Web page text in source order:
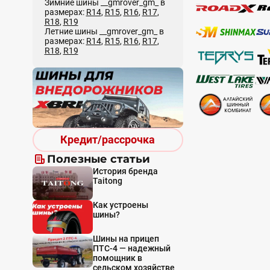
Зимние шины __gmrover_gm_ в
размерах: R14, R15, R16, R17,
R18, R19
Летние шины __gmrover_gm_ в
размерах: R14, R15, R16, R17,
R18, R19
Кредит/рассрочка
Полезные статьи
История бренда
Taitong
Как устроены
шины?
Шины на прицеп
ПТС-4 — надежный
помощник в
сельском хозяйстве